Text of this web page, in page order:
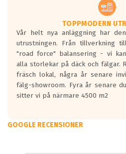
TOPPMODERN
Vår helt nya anläggning har
utrustningen. Från tillverkning
"road force" balansering - vi
alla storlekar på däck och fälgar.
fräsch lokal, några år senare
fälg-showroom. Fyra år senare
sitter vi på närmare 4500 m2
GOOGLE RECENSIONER